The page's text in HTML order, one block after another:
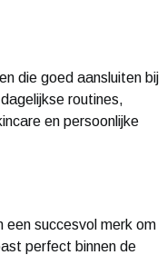
die goed aansluiten bij
routines,
en persoonlijke
een succesvol merk om
perfect binnen de